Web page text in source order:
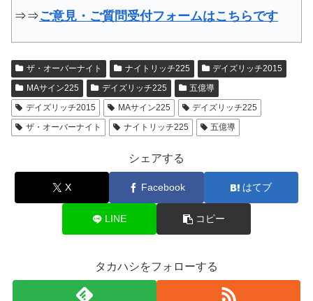
⇒⇒ご意見・ご質問受付フォームはこちらです
ザ・オーバーナイト ナイトリッチ225
デイズリッチ2015
MAサイン225
デイズリッチ225
五億導
デイズリッチ2015
MAサイン225
デイズリッチ225
ザ・オーバーナイト
ナイトリッチ225 五億導
シェアする
X Facebook はてブ
LINE コピー
タカハシをフォローする